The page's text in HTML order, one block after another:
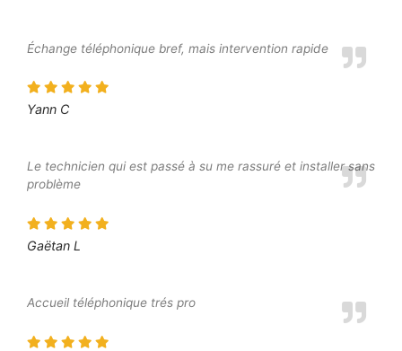
Échange téléphonique bref, mais intervention rapide
Yann C
Le technicien qui est passé à su me rassuré et installer sans
problème
Gaëtan L
Accueil téléphonique trés pro